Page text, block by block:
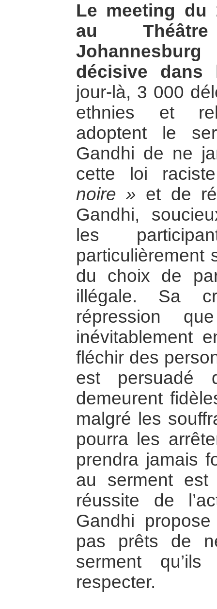
Le meeting du
au
décisive dans
jour-là, 3 000
ethnies et
adoptent le
Gandhi de ne
cette loi
noire » et de
Gandhi,
les
particulièrement
du choix de
illégale. Sa
répression
inévitablement
fléchir des
est persuadé
demeurent
malgré les
pourra les
prendra jamais
au serment
réussite de
Gandhi
pas prêts de
serment
respecter.